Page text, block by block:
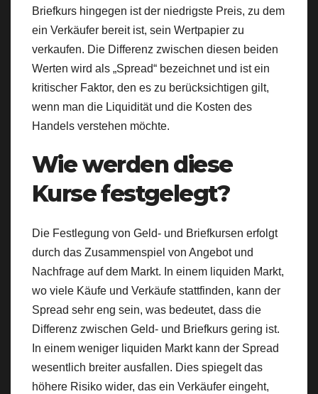
Briefkurs hingegen ist der niedrigste Preis, zu dem
ein Verkäufer bereit ist, sein Wertpapier zu
verkaufen. Die Differenz zwischen diesen beiden
Werten wird als „Spread“ bezeichnet und ist ein
kritischer Faktor, den es zu berücksichtigen gilt,
wenn man die Liquidität und die Kosten des
Handels verstehen möchte.
Wie werden diese
Kurse festgelegt?
Die Festlegung von Geld- und Briefkursen erfolgt
durch das Zusammenspiel von Angebot und
Nachfrage auf dem Markt. In einem liquiden Markt,
wo viele Käufe und Verkäufe stattfinden, kann der
Spread sehr eng sein, was bedeutet, dass die
Differenz zwischen Geld- und Briefkurs gering ist.
In einem weniger liquiden Markt kann der Spread
wesentlich breiter ausfallen. Dies spiegelt das
höhere Risiko wider, das ein Verkäufer eingeht,